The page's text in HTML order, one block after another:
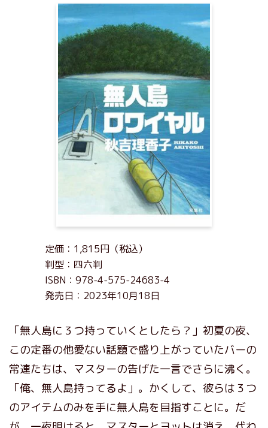
定価：1,815円（税込）
判型：四六判
ISBN：978-4-575-24683-4
発売日：2023年10月18日
「無人島に３つ持っていくとしたら？」初夏の夜、
この定番の他愛ない話題で盛り上がっていたバーの
常連たちは、マスターの告げた一言でさらに沸く。
「俺、無人島持ってるよ」。かくして、彼らは３つ
のアイテムのみを手に無人島を目指すことに。だ